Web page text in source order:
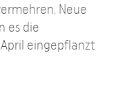
Neue
es die
eingepflanzt